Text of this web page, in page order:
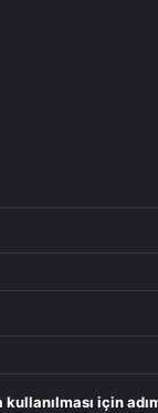
için